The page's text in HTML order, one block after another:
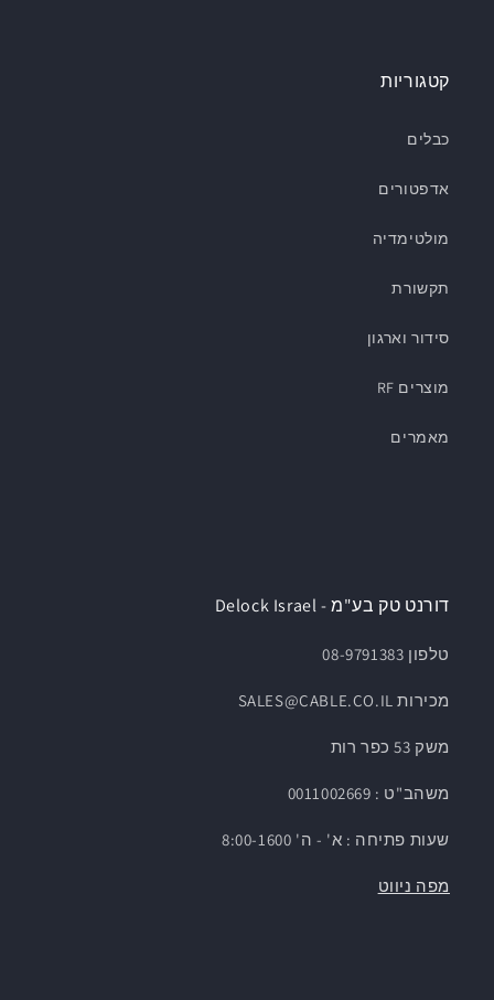
קטגוריות
כבלים
אדפטורים
מולטימדיה
תקשורת
סידור וארגון
מוצרים RF
מאמרים
דורנט טק בע"מ - Delock Israel
טלפון 08-9791383
מכירות SALES@CABLE.CO.IL
משק 53 כפר רות
משהב"ט : 0011002669
שעות פתיחה : א' - ה' 8:00-1600
מפה ניווט